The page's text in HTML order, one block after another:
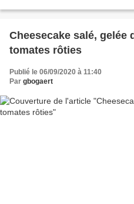
Cheesecake salé, gelée
tomates rôties
Publié le 06/09/2020 à 11:40
Par gbogaert